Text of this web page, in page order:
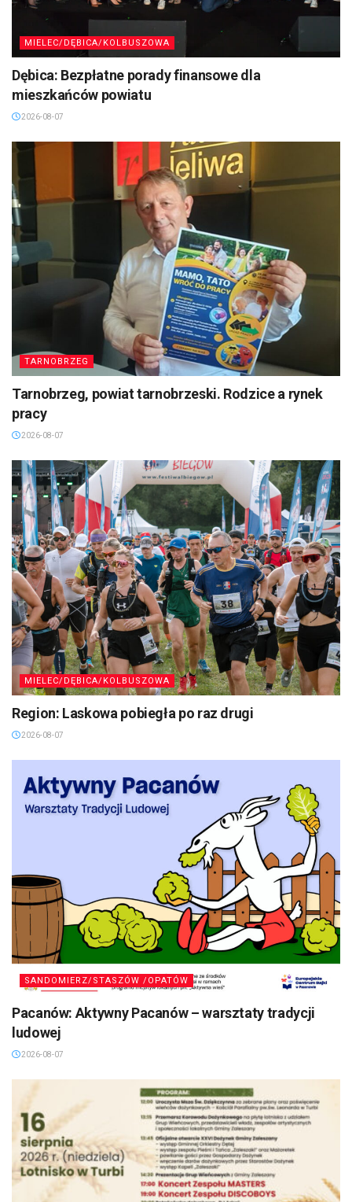
MIELEC/DĘBICA/KOLBUSZOWA
Dębica: Bezpłatne porady finansowe dla
mieszkańców powiatu
2026-08-07
TARNOBRZEG
Tarnobrzeg, powiat tarnobrzeski. Rodzice a rynek
pracy
2026-08-07
MIELEC/DĘBICA/KOLBUSZOWA
Region: Laskowa pobiegła po raz drugi
2026-08-07
SANDOMIERZ/STASZÓW /OPATÓW
Pacanów: Aktywny Pacanów – warsztaty tradycji
ludowej
2026-08-07